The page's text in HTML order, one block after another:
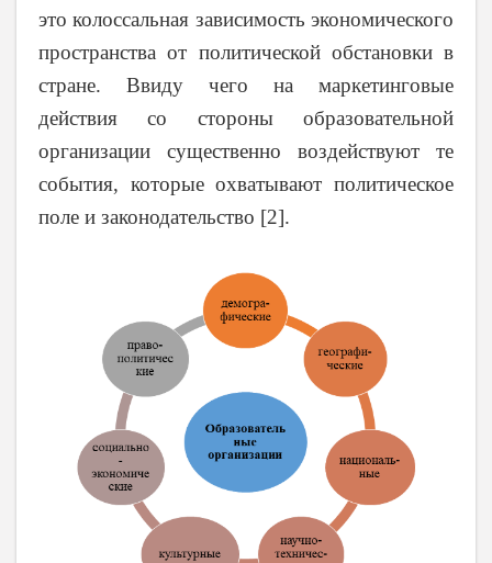
это колоссальная зависимость экономического
пространства от политической обстановки в
стране. Ввиду чего на маркетинговые
действия со стороны образовательной
организации существенно воздействуют те
события, которые охватывают политическое
поле и законодательство [2].